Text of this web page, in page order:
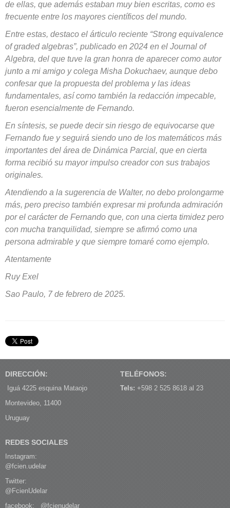
de ellas, que además estaban muy bien escritas, como es
frecuente entre los mayores científicos del mundo.
Entre estas, destaco el árticulo reciente “Strong equivalence
of graded algebras”, publicado en 2024 en el Journal of
Algebra, del que tuve la gran honra de aparecer como autor
junto a mi amigo y colega Misha Dokuchaev, aunque debo
confesar que la propuesta del problema y las ideas
fundamentales, así como también la redacción impecable,
fueron esencialmente de Fernando.
En síntesis, se puede decir sin riesgo de equivocarse que
Fernando fue y seguirá siendo uno de los matemáticos más
importantes del área de Dinámica Parcial, que en cierta
forma recibió su mayor impulso creador con sus trabajos
originales.
Atendiendo a la sugerencia de Walter, no debo prolongarme
más, pero preciso también expresar mi profunda admiración
por el carácter de Fernando que, con una cierta timidez pero
con mucha tranquilidad, siempre se afirmó como una
persona admirable y que siempre tomaré como ejemplo.
Atentamente
Ruy Exel
Sao Paulo, 7 de febrero de 2025.
DIRECCIÓN:
Iguá 4225 esquina Mataojo
Montevideo, 11400
Uruguay
TELÉFONOS:
Tels: +598 2 525 8618 al 23
REDES SOCIALES
Instagram:
@fcien.udelar
Twitter:
@FcienUdelar
facebook: @fcienudelar